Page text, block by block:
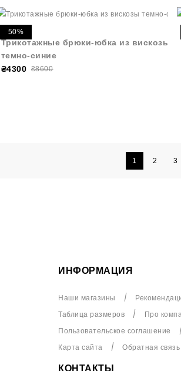
50%
Трикотажные брюки-юбка из вискозы
темно-синие
₴4300 ₴8600
1 2 3
ИНФОРМАЦИЯ
Наши магазины
Таблица размеров
Про
Пользовательское соглашение
Карта сайта
Обратная связь
КОНТАКТЫ